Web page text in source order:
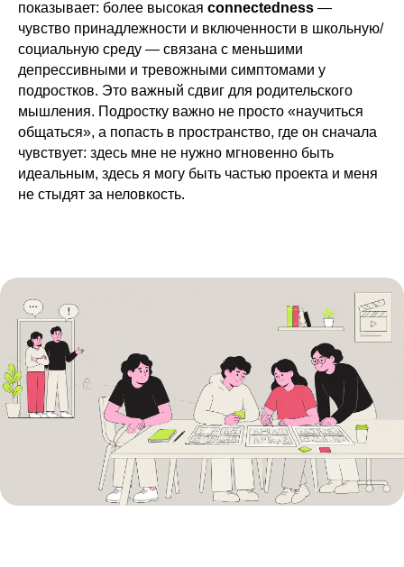
показывает: более высокая connectedness —
чувство принадлежности и включенности в школьную/
социальную среду — связана с меньшими
депрессивными и тревожными симптомами у
подростков. Это важный сдвиг для родительского
мышления. Подростку важно не просто «научиться
общаться», а попасть в пространство, где он сначала
чувствует: здесь мне не нужно мгновенно быть
идеальным, здесь я могу быть частью проекта и меня
не стыдят за неловкость.